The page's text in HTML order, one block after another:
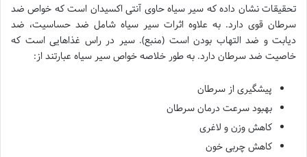
تحقیقات نشان داده که سیر سیاه حاوی آنتی اکسیدان است که خواص ضد
سرطان قوی دارد. به علاوه اثرات سیر سیاه شامل ضد حساسیت، ضد
دیابت و ضد التهاب بودن است (منبع). سیر در راس غذاهایی است که
خاصیت ضد سرطان دارد. به طور خلاصه خواص سیر سیاه عبارتند از:
پیشگیری از سرطان
بهبود سرعت درمان سرطان
کاهش وزن و لاغری
کاهش چربی خون